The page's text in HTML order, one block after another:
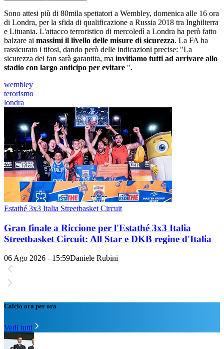
Sono attesi più di 80mila spettatori a Wembley, domenica alle 16 ora
di Londra, per la sfida di qualificazione a Russia 2018 tra Inghilterra
e Lituania. L'attacco terroristico di mercoledì a Londra ha però fatto
balzare ai massimi il livello delle misure di sicurezza. La FA ha
rassicurato i tifosi, dando però delle indicazioni precise: "La
sicurezza dei fan sarà garantita, ma invitiamo tutti ad arrivare allo
stadio con largo anticipo per evitare ".
wembley
terorismo
londra
Estathé 3x3 Italia Streetbasket Circuit
Gran finale a Riccione per l'Estathé 3x3 Italia
Streetbasket Circuit: All Star e DKB regine d'Italia
06 Ago 2026 - 15:59Daniele Rubini
Calcio ora per ora
Vedi tutti